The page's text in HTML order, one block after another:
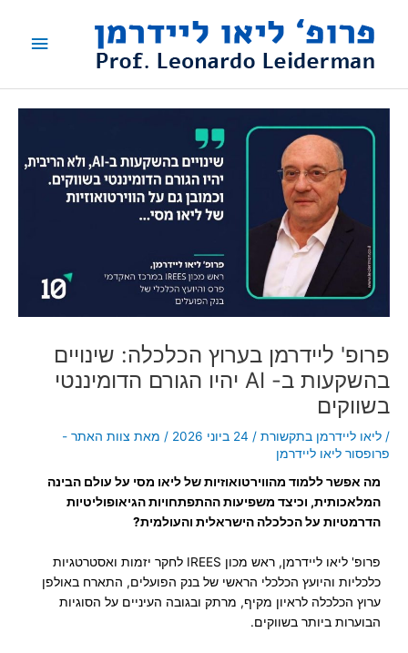
ראשי
פרופ' ליידרמן בערוץ הכלכלה: שינויים
בהשקעות ב- AI יהיו הגורם הדומיננטי
בשווקים
/ ליאו ליידרמן בתקשורת / 24 ביוני 2026 / מאת צוות האתר -
פרופסור ליאו ליידרמן
מה אפשר ללמוד מהווירטואוזיות של ליאו מסי על עולם הבינה
המלאכותית, וכיצד משפיעות ההתפתחויות הגיאופוליטיות
הדרמטיות על הכלכלה הישראלית והעולמית?
פרופ' ליאו ליידרמן, ראש מכון IREES לחקר יזמות ואסטרטגיות
כלכליות והיועץ הכלכלי הראשי של בנק הפועלים, התארח באולפן
ערוץ הכלכלה לראיון מקיף, מרתק ובגובה העיניים על הסוגיות
הבוערות ביותר בשווקים.